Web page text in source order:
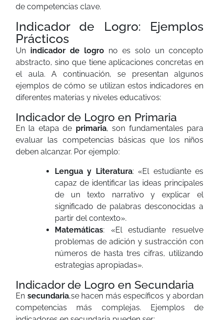
de competencias clave.
Indicador de Logro: Ejemplos
Prácticos
Un indicador de logro no es solo un concepto
abstracto, sino que tiene aplicaciones concretas en
el aula. A continuación, se presentan algunos
ejemplos de cómo se utilizan estos indicadores en
diferentes materias y niveles educativos:
Indicador de Logro en Primaria
En la etapa de primaria, son fundamentales para
evaluar las competencias básicas que los niños
deben alcanzar. Por ejemplo:
Lengua y Literatura: «El estudiante es
capaz de identificar las ideas principales
de un texto narrativo y explicar el
significado de palabras desconocidas a
partir del contexto».
Matemáticas: «El estudiante resuelve
problemas de adición y sustracción con
números de hasta tres cifras, utilizando
estrategias apropiadas».
Indicador de Logro en Secundaria
En secundaria,se hacen más específicos y abordan
competencias más complejas. Ejemplos de